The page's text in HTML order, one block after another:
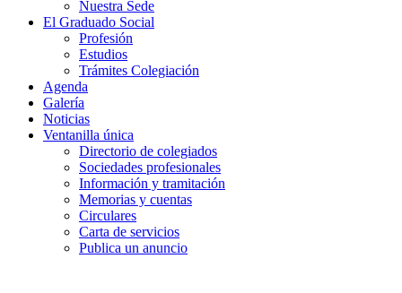
Nuestra Sede
El Graduado Social
Profesión
Estudios
Trámites Colegiación
Agenda
Galería
Noticias
Ventanilla única
Directorio de colegiados
Sociedades profesionales
Información y tramitación
Memorias y cuentas
Circulares
Carta de servicios
Publica un anuncio